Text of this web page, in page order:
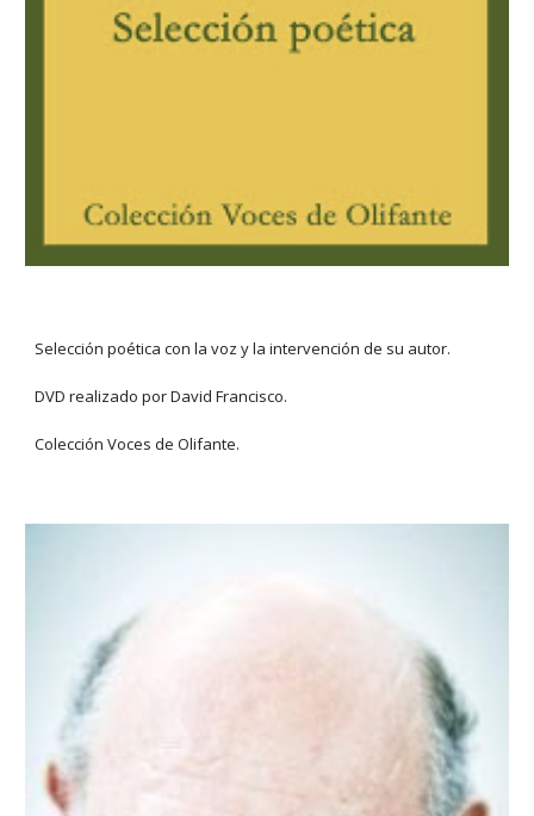
Selección poética con la voz y la intervención de su autor.
DVD realizado por David Francisco.
Colección Voces de Olifante.